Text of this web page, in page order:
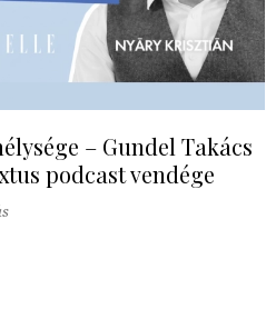
– Gundel Takács
podcast vendége